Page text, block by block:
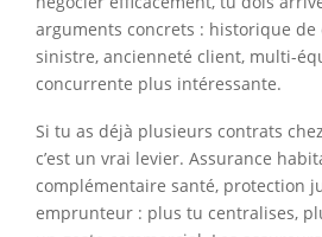
arguments concrets : historique de
sinistre, ancienneté client, multi-
concurrente plus intéressante.
Si tu as déjà plusieurs contrats
c’est un vrai levier. Assurance
complémentaire santé, protection
emprunteur : plus tu centralises,